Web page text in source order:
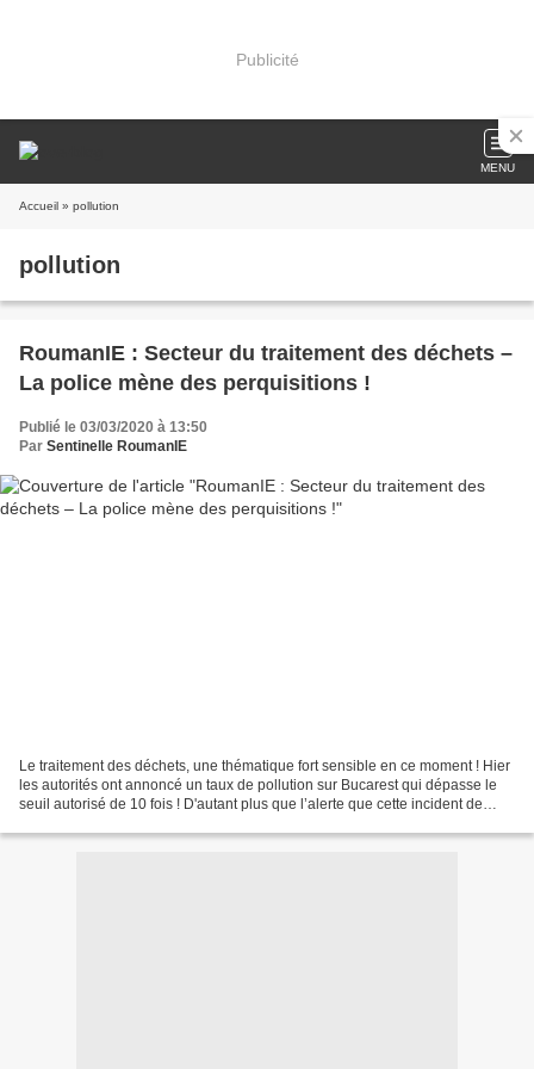
Publicité
MENU
Accueil » pollution
pollution
RoumanIE : Secteur du traitement des déchets –
La police mène des perquisitions !
Publié le 03/03/2020 à 13:50
Par Sentinelle RoumanIE
Le traitement des déchets, une thématique fort sensible en ce moment ! Hier
les autorités ont annoncé un taux de pollution sur Bucarest qui dépasse le
seuil autorisé de 10 fois ! D'autant plus que l’alerte que cette incident de